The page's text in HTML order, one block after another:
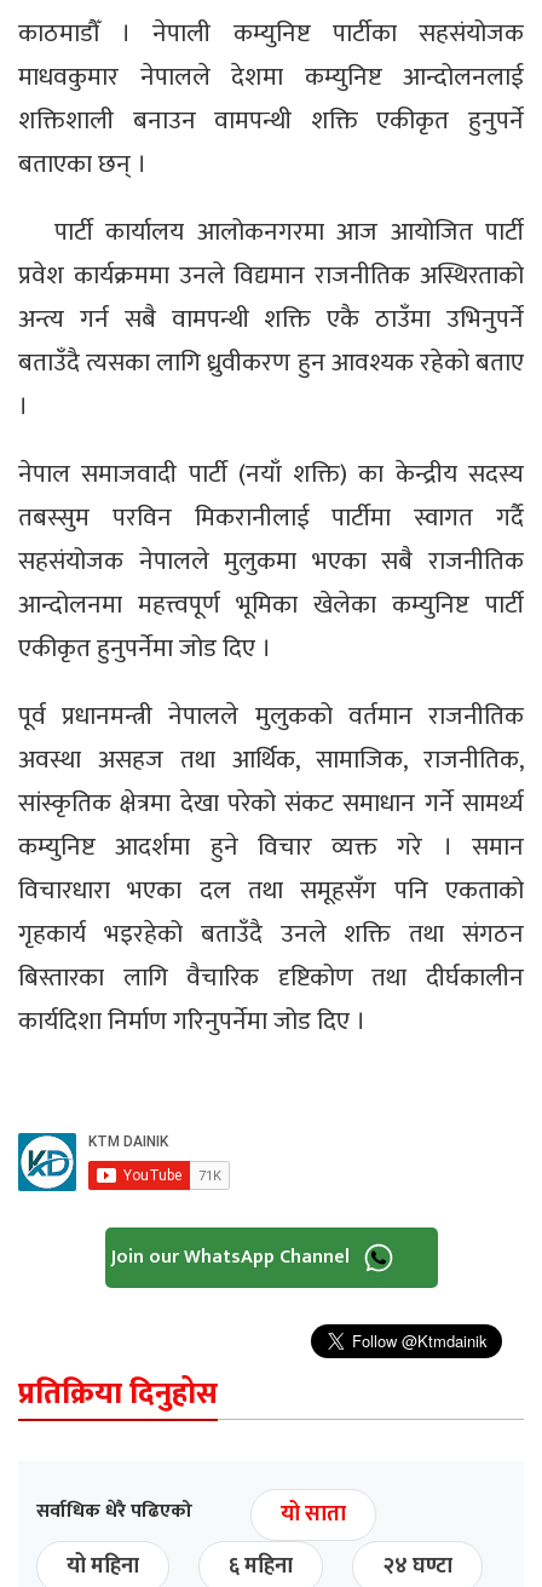
काठमाडौँ । नेपाली कम्युनिष्ट पार्टीका सहसंयोजक
माधवकुमार नेपालले देशमा कम्युनिष्ट आन्दोलनलाई
शक्तिशाली बनाउन वामपन्थी शक्ति एकीकृत हुनुपर्ने
बताएका छन् ।
पार्टी कार्यालय आलोकनगरमा आज आयोजित पार्टी
प्रवेश कार्यक्रममा उनले विद्यमान राजनीतिक अस्थिरताको
अन्त्य गर्न सबै वामपन्थी शक्ति एकै ठाउँमा उभिनुपर्ने
बताउँदै त्यसका लागि ध्रुवीकरण हुन आवश्यक रहेको बताए
।
नेपाल समाजवादी पार्टी (नयाँ शक्ति) का केन्द्रीय सदस्य
तबस्सुम परविन मिकरानीलाई पार्टीमा स्वागत गर्दै
सहसंयोजक नेपालले मुलुकमा भएका सबै राजनीतिक
आन्दोलनमा महत्त्वपूर्ण भूमिका खेलेका कम्युनिष्ट पार्टी
एकीकृत हुनुपर्नेमा जोड दिए ।
पूर्व प्रधानमन्त्री नेपालले मुलुकको वर्तमान राजनीतिक
अवस्था असहज तथा आर्थिक, सामाजिक, राजनीतिक,
सांस्कृतिक क्षेत्रमा देखा परेको संकट समाधान गर्ने सामर्थ्य
कम्युनिष्ट आदर्शमा हुने विचार व्यक्त गरे । समान
विचारधारा भएका दल तथा समूहसँग पनि एकताको
गृहकार्य भइरहेको बताउँदै उनले शक्ति तथा संगठन
बिस्तारका लागि वैचारिक दृष्टिकोण तथा दीर्घकालीन
कार्यदिशा निर्माण गरिनुपर्नेमा जोड दिए ।
Join our WhatsApp Channel
प्रतिक्रिया दिनुहोस
सर्वाधिक धेरै पढिएको
यो साता
यो महिना
६ महिना २४ घण्टा